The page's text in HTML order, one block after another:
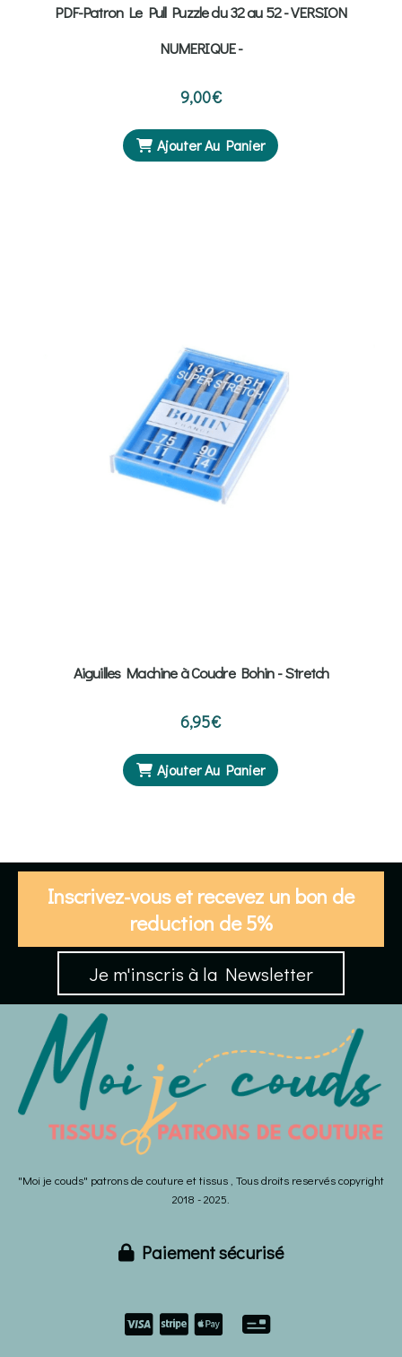
PDF-Patron Le Pull Puzzle du 32 au 52 - VERSION
NUMERIQUE -
9,00€
Ajouter Au Panier
Aiguilles Machine à Coudre Bohin - Stretch
6,95€
Ajouter Au Panier
Inscrivez-vous et recevez un bon de
reduction de 5%
Je m'inscris à la Newsletter
"Moi je couds" patrons de couture et tissus , Tous droits reservés copyright
2018 - 2025.
 Paiement sécurisé
 